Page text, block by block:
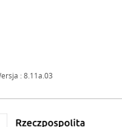
otwiera się w nowym oknie
: 8.11a.03